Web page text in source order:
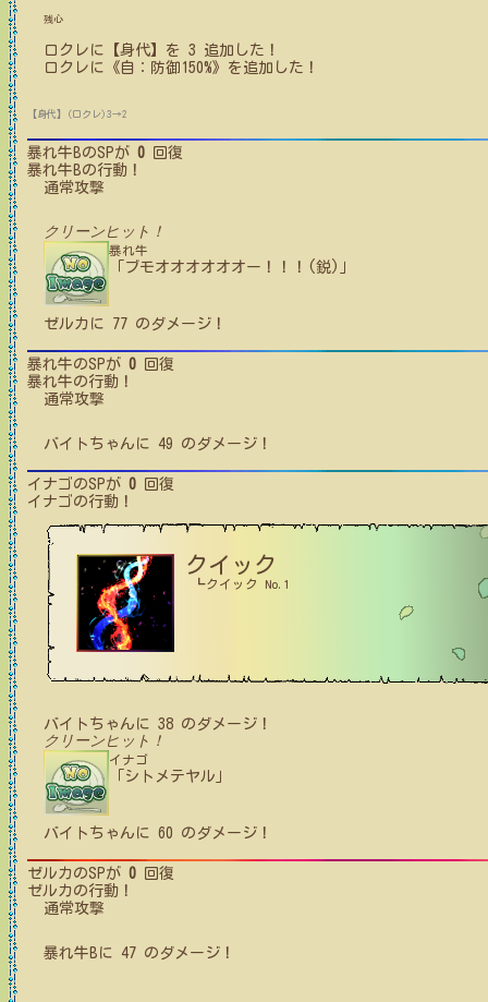
残心
ロクレ に【身代】を 3 追加した！
ロクレ に 《自：防御150%》 を追加した！
【身代】(ロクレ)3→2
暴れ牛BのSPが 0 回復
暴れ牛Bの行動！
通常攻撃
クリーンヒット！
暴れ牛
「ブモオオオオオオー！！！(鋭)」
ゼルカ に 77 のダメージ！
暴れ牛のSPが 0 回復
暴れ牛の行動！
通常攻撃
バイトちゃん に 49 のダメージ！
イナゴのSPが 0 回復
イナゴの行動！
クイック
┗クイック No.1
バイトちゃん に 38 のダメージ！
クリーンヒット！
イナゴ
「シトメテヤル」
バイトちゃん に 60 のダメージ！
ゼルカのSPが 0 回復
ゼルカの行動！
通常攻撃
暴れ牛B に 47 のダメージ！